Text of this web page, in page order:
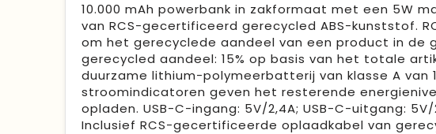
10.000 mAh powerbank in zakformaat met een 5W
van RCS-gecertificeerd gerecycled ABS-kunststof.
om het gerecyclede aandeel van een product in
gerecycled aandeel: 15% op basis van het totale
duurzame lithium-polymeerbatterij van klasse A van
stroomindicatoren geven het resterende
opladen. USB-C-ingang: 5V/2,4A; USB-C-uitgang:
Inclusief RCS-gecertificeerde oplaadkabel van